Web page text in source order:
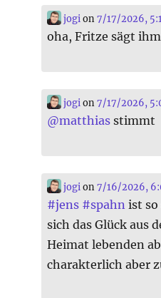
jogion7/17/2026,
oha, Fritze sägt
jogion7/17/2026,
@matthias stimmt
jogion7/16/2026,
#jens #spahn ist so
sich das Glück aus
Heimat lebenden
charakterlich aber